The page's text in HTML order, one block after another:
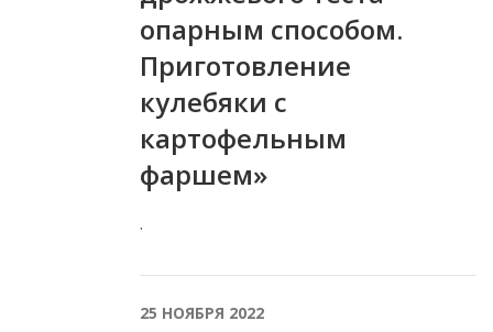
опарным способом.
Приготовление
кулебяки с
картофельным
фаршем»
.
25 НОЯБРЯ 2022